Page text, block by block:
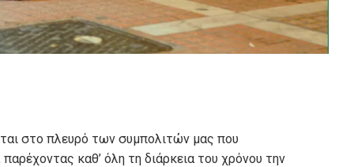
στο πλευρό των συμπολιτών μας που
καθ’ όλη τη διάρκεια του χρόνου την